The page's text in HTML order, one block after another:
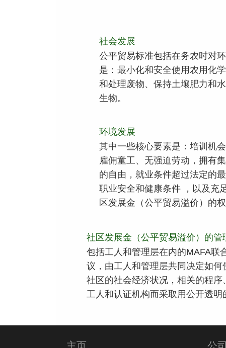
社会发展
公平贸易标准包括在务农时对
是：最小化和安全使用农用化
和处理废物、保持土壤肥力和
生物。
环境发展
其中一些核心要素是：培训机
雇佣童工、无强迫劳动，拥有
的自由，就业条件超过法定的
职业安全和健康条件 ，以及充
区发展金（公平贸易溢价）的权
社区发展金（公平贸易溢价）的管
包括工人和管理层在内的MAFA联
议，由工人和管理层共同决定如
社区的社会经济状况，相关的程
工人和认证机构而采取用公开透明
主页 公